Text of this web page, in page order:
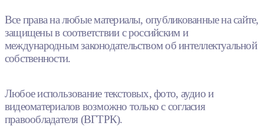
Все права на любые материалы, опубликованные на сайте,
защищены в соответствии с российским и
международным законодательством об интеллектуальной
собственности.
Любое использование текстовых, фото, аудио и
видеоматериалов возможно только с согласия
правообладателя (ВГТРК).